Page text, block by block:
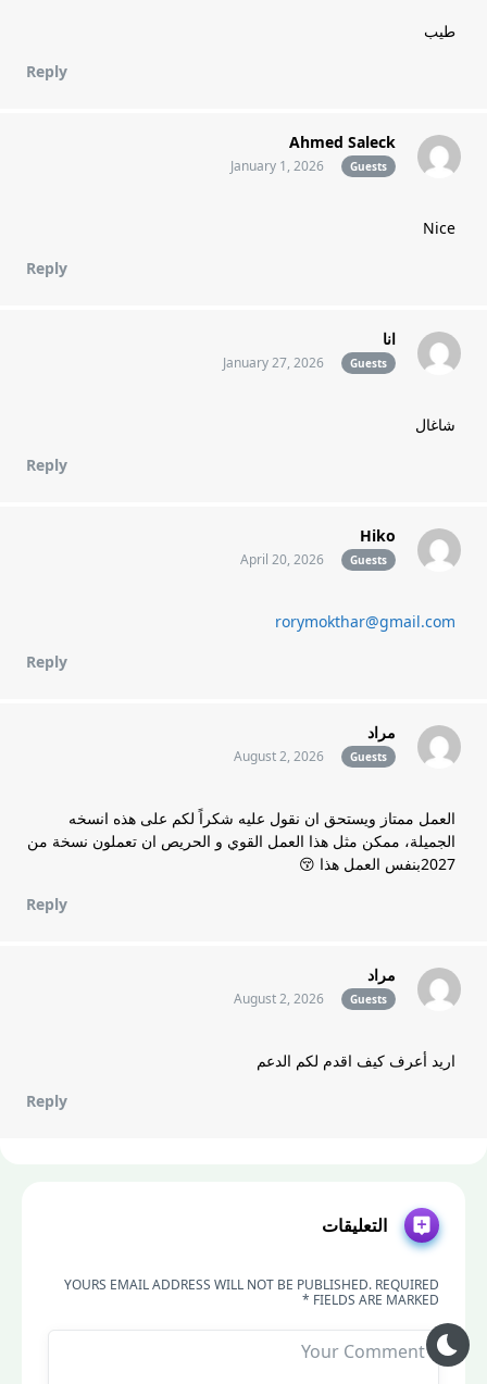
طيب
Reply
Ahmed Saleck
Guests
January 1, 2026
Nice
Reply
انا
Guests
January 27, 2026
شاغال
Reply
Hiko
Guests
April 20, 2026
rorymokthar@gmail.com
Reply
مراد
Guests
August 2, 2026
العمل ممتاز ويستحق ان نقول عليه شكراً لكم على هذه انسخه
الجميلة، ممكن مثل هذا العمل القوي و الحريص ان تعملون نسخة من
2027بنفس العمل هذا 😚
Reply
مراد
Guests
August 2, 2026
اريد أعرف كيف اقدم لكم الدعم
Reply
التعليقات
YOURS EMAIL ADDRESS WILL NOT BE PUBLISHED. REQUIRED
FIELDS ARE MARKED *